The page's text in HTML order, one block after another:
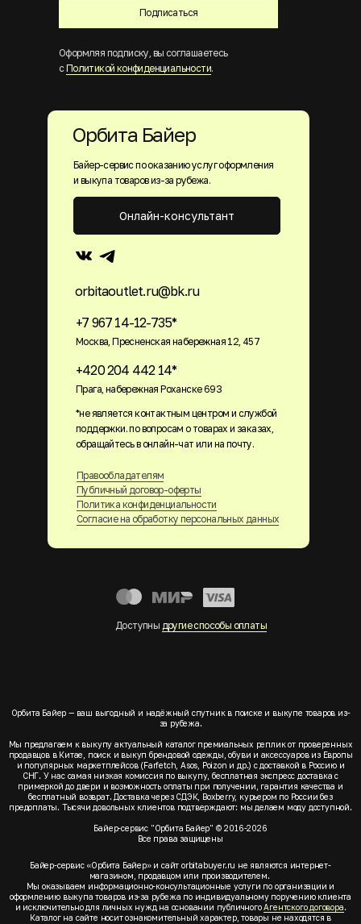
Подписаться
Оформляя подписку, вы соглашаетесь
с Политикой конфиденциальности.
Байер-сервис по оказанию услуг оформления
и выкупа товаров из-за рубежа.
+7 967 14-12-735*
Москва, Пресненская набережная 12, 457
+420 204 442 14*
Прага, набережная Роханске 693
orbitaoutlet.ru@bk.ru
Правообладателям
Публичный договор-оферты
Политика конфиденциальности
Согласие на обработку персональных данных
Онлайн-консультант
Орбита Байер
Доступны другие способы оплаты
*не является контактным центром и службой
поддержки. по вопросам о товарах и заказах,
обращайтесь в онлайн-чат или на почту.
Орбита Байер — ваш выгодный и надёжный спутник в поиске и выкупе товаров из-
за рубежа.
Мы предлагаем к выкупу актуальный каталог премиальных реплик от проверенных
продавцов в Китае, поиск и выкуп брендовой одежды, обуви и аксессуаров из Европы
и популярных маркетплейсов (Farfetch, Asos, Poizon и др.) с доставкой в Россию и
СНГ. У нас самая низкая комиссия по выкупу, бесплатная экспресс доставка с
примеркой до двери и возможность оплаты при получении, гарантия качества и
бесплатный возврат. Доставка через СДЭК, Boxberry, курьером по России без
предоплаты. Тысячи довольных клиентов подтверждают: мы делаем моду доступной.
Байер-сервис "Орбита Байер" © 2016-2026
Все права защищены
Байер-сервис «Орбита Байер» и сайт orbitabuyer.ru не являются интернет-
магазином, продавцом или производителем.
Мы оказываем информационно-консультационные услуги по организации и
оформлению выкупа товаров из-за рубежа по индивидуальному поручению клиента
и исключительно для личных нужд на основании публичногоАгентского договора.
Каталог на сайте носит ознакомительный характер, товары не находятся в